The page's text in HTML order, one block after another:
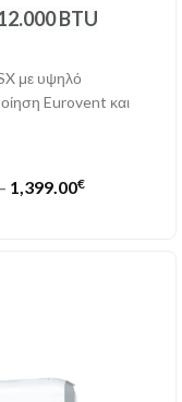
BTU
με υψηλό
Eurovent και
1,399.00€Price